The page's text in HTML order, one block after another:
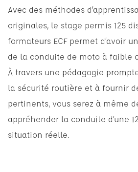
Avec des méthodes
originales, le stage permis 125
formateurs ECF permet d’avoir
de la conduite de moto à faible
À travers une pédagogie
la sécurité routière et à fournir
pertinents, vous serez à même
appréhender la conduite d’une
situation réelle.